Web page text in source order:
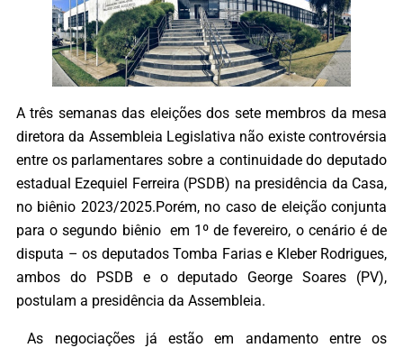
A três semanas das eleições dos sete membros da mesa
diretora da Assembleia Legislativa não existe controvérsia
entre os parlamentares sobre a continuidade do deputado
estadual Ezequiel Ferreira (PSDB) na presidência da Casa,
no biênio 2023/2025.Porém, no caso de eleição conjunta
para o segundo biênio em 1º de fevereiro, o cenário é de
disputa – os deputados Tomba Farias e Kleber Rodrigues,
ambos do PSDB e o deputado George Soares (PV),
postulam a presidência da Assembleia.
As negociações já estão em andamento entre os